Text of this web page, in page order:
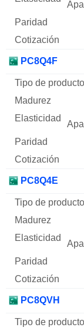
PC8Q4F
PC8Q4E
PC8QVH